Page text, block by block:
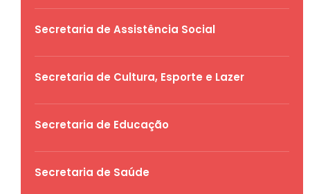
Secretaria de Assistência Social
Secretaria de Cultura, Esporte e Lazer
Secretaria de Educação
Secretaria de Saúde